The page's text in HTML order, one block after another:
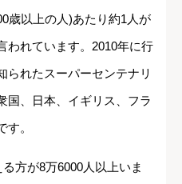
歳以上の人)あたり約1人が
われています。2010年に行
られたスーパーセンテナリ
国、日本、イギリス、フラ
。
方が8万6000人以上いま